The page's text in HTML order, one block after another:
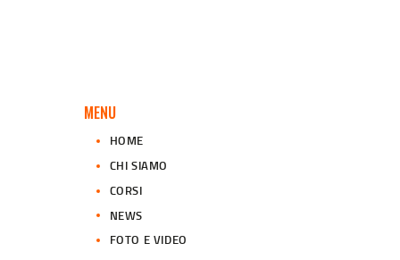
MENU
HOME
CHI SIAMO
CORSI
NEWS
FOTO E VIDEO